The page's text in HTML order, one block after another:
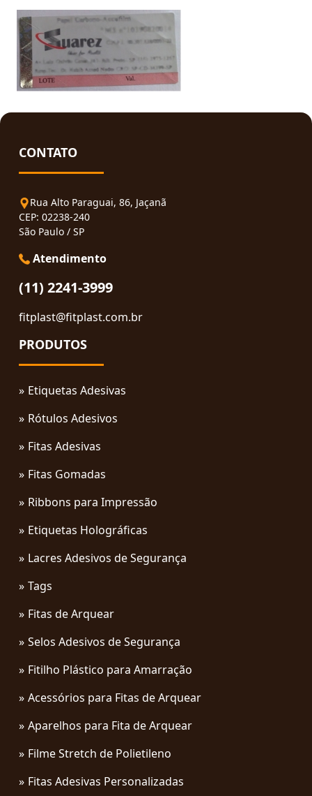
CONTATO
Rua Alto Paraguai, 86, Jaçanã
CEP: 02238-240
São Paulo / SP
Atendimento
(11) 2241-3999
fitplast@fitplast.com.br
PRODUTOS
Etiquetas Adesivas
Rótulos Adesivos
Fitas Adesivas
Fitas Gomadas
Ribbons para Impressão
Etiquetas Holográficas
Lacres Adesivos de Segurança
Tags
Fitas de Arquear
Selos Adesivos de Segurança
Fitilho Plástico para Amarração
Acessórios para Fitas de Arquear
Aparelhos para Fita de Arquear
Filme Stretch de Polietileno
Fitas Adesivas Personalizadas